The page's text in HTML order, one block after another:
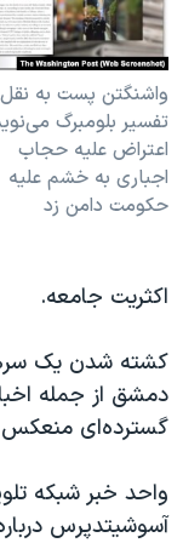
واشنگتن پست به نقل
تفسیر بلومبرگ
اعتراض علیه حجاب
اجباری به خشم علیه
حکومت دامن زد
اکثریت جامعه.
کشته شدن یک
دمشق از جمله
گسترده‌ای منعکس
واحد خبر شبکه
آسوشیتدپرس